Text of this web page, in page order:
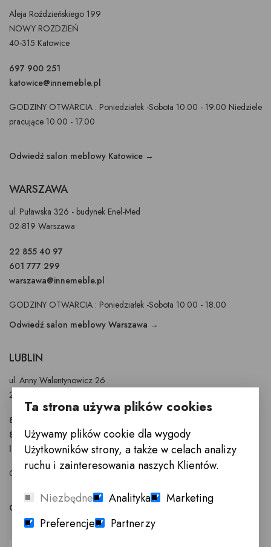
Aleja Roździeńskiego 199
NOWY ROZDZIEŃ
40-315 Katowice
697 900 251
katowice@innemeble.pl
GODZINY OTWARCIA : Poniedziałek -Sobota 10.00 - 19.00 Niedziele
pracujące 10.00 - 17.00
Odwiedź salon meblowy Katowice →
WARSZAWA
ul. Puławska 326 - budynek Enel-Med
02-819 Warszawa
22 855 40 97
601 777 299
warszawa@innemeble.pl
GODZINY OTWARCIA : Poniedziałek -Sobota 10.00 - 18.00
Odwiedź salon meblowy Warszawa →
LUBLIN
ul. Anny Walentynowicz 26
20-328 Lublin
81 745 9630
81 745 9631
lublin@innemeble.pl
GODZINY OTWARCIA : Poniedziałek - Sobota 10.00 - 18.00
Odwiedź salon meblowy Lublin →
Ta strona używa plików cookies
Używamy plików cookie dla wygody
Użytkowników strony, a także w celach analizy
ruchu i zainteresowania naszych Klientów.
Niezbędne Analityka
Marketing
Preferencje
Partnerzy